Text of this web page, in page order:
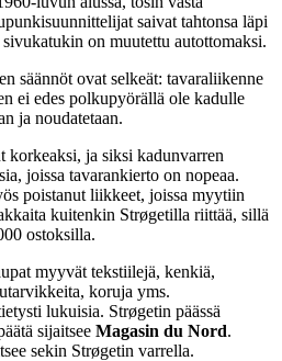
saivat tahtonsa läpi
on muutettu autottomaksi.
säännöt ovat selkeät: tavaraliikenne
ei edes polkupyörällä ole kadulle
ja noudatetaan.
korkeaksi, ja siksi kadunvarren
joissa tavarankierto on nopeaa.
poistanut liikkeet, joissa myytiin
kuitenkin Strøgetilla riittää, sillä
ostoksilla.
myyvät tekstiilejä, kenkiä,
koruja yms.
lukuisia. Strøgetin päässä
sijaitsee Magasin du Nord.
sekin Strøgetin varrella.